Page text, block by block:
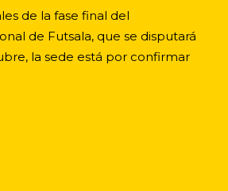
de la fase final del
de Futsala, que se disputará
la sede está por confirmar